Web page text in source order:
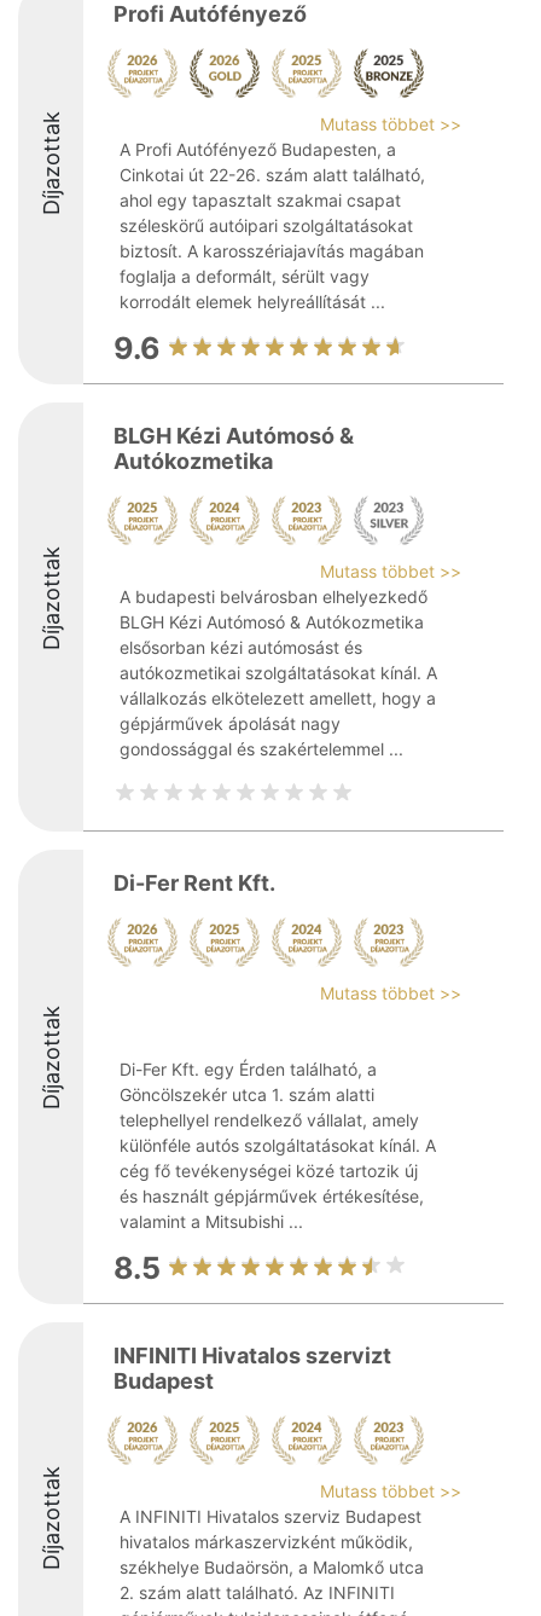
Díjazottak
Profi Autófényező
Mutass többet >>
A Profi Autófényező Budapesten, a
Cinkotai út 22-26. szám alatt található,
ahol egy tapasztalt szakmai csapat
széleskörű autóipari szolgáltatásokat
biztosít. A karosszériajavítás magában
foglalja a deformált, sérült vagy
korrodált elemek helyreállítását ...
9.6
Díjazottak
BLGH Kézi Autómosó &
Autókozmetika
Mutass többet >>
A budapesti belvárosban elhelyezkedő
BLGH Kézi Autómosó & Autókozmetika
elsősorban kézi autómosást és
autókozmetikai szolgáltatásokat kínál. A
vállalkozás elkötelezett amellett, hogy a
gépjárművek ápolását nagy
gondossággal és szakértelemmel ...
Díjazottak
Di-Fer Rent Kft.
Mutass többet >>
Di-Fer Kft. egy Érden található, a
Göncölszekér utca 1. szám alatti
telephellyel rendelkező vállalat, amely
különféle autós szolgáltatásokat kínál. A
cég fő tevékenységei közé tartozik új
és használt gépjárművek értékesítése,
valamint a Mitsubishi ...
8.5
Díjazottak
INFINITI Hivatalos szervizt
Budapest
Mutass többet >>
A INFINITI Hivatalos szerviz Budapest
hivatalos márkaszervizként működik,
székhelye Budaörsön, a Malomkő utca
2. szám alatt található. Az INFINITI